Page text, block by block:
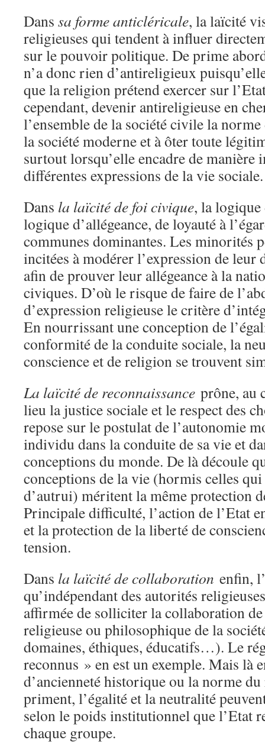
Dans sa forme anticléricale, la laïcité
religieuses qui tendent à influer
sur le pouvoir politique. De prime
n’a donc rien d’antireligieux
que la religion prétend exercer sur
cependant, devenir antireligieuse en
l’ensemble de la société civile la
la société moderne et à ôter toute
surtout lorsqu’elle encadre de manière
différentes expressions de la vie sociale.
Dans la laïcité de foi civique, la logique
logique d’allégeance, de loyauté à
communes dominantes. Les minorités
incitées à modérer l’expression de leur
afin de prouver leur allégeance à la
civiques. D’où le risque de faire de
d’expression religieuse le critère
En nourrissant une conception de
conformité de la conduite sociale, la
conscience et de religion se trouvent
La laïcité de reconnaissance prône, au
lieu la justice sociale et le respect des
repose sur le postulat de l’autonomie
individu dans la conduite de sa vie et
conceptions du monde. De là découle
conceptions de la vie (hormis celles
d’autrui) méritent la même protection
Principale difficulté, l’action de l’Etat
et la protection de la liberté de
tension.
Dans la laïcité de collaboration enfin,
qu’indépendant des autorités
affirmée de solliciter la collaboration
religieuse ou philosophique de la
domaines, éthiques, éducatifs…). Le
reconnus » en est un exemple. Mais là
d’ancienneté historique ou la norme
priment, l’égalité et la neutralité
selon le poids institutionnel que l’Etat
chaque groupe.